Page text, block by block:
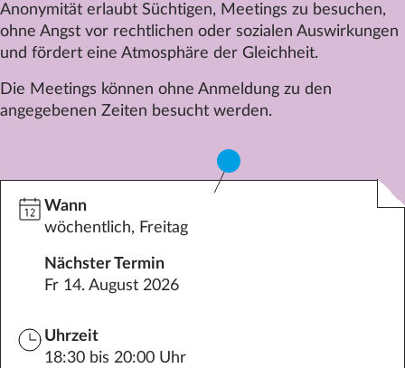
Impressum
Kontakt
Anonymität erlaubt Süchtigen, Meetings zu besuchen,
ohne Angst vor rechtlichen oder sozialen Auswirkungen
und fördert eine Atmosphäre der Gleichheit.
Die Meetings können ohne Anmeldung zu den
angegebenen Zeiten besucht werden.
Wann
wöchentlich, Freitag
Nächster Termin
Fr 14. August 2026
Uhrzeit
18:30 bis 20:00 Uhr